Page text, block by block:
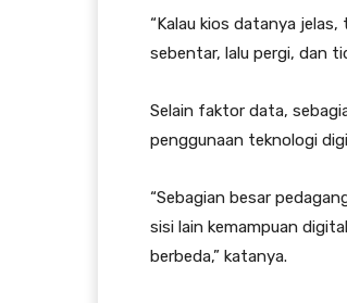
“Kalau kios datanya
sebentar, lalu pergi, dan
Selain faktor data,
penggunaan teknologi
“Sebagian besar
sisi lain kemampuan
berbeda,” katanya.